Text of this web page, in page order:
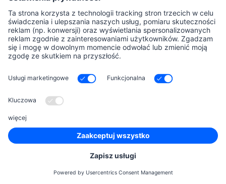
popularny
Silver
15
Zawiera funkcje